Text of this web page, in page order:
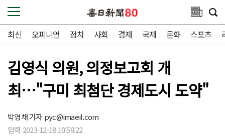
최신 오피니언 정치 사회 경제 국제 문화 스포츠
김영식 의원, 의정보고회 개
최…"구미 최첨단 경제도시 도약"
박영채 기자pyc@imaeil.com
입력 2023-12-18 10:59:22